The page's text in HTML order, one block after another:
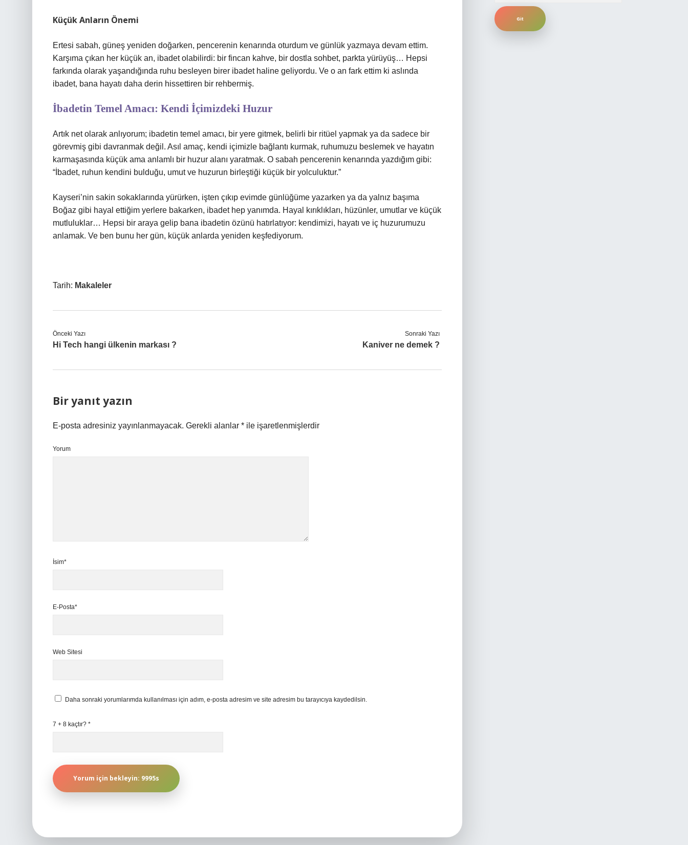
Küçük Anların Önemi
Ertesi sabah, güneş yeniden doğarken, pencerenin kenarında oturdum ve günlük yazmaya devam ettim.
Karşıma çıkan her küçük an, ibadet olabilirdi: bir fincan kahve, bir dostla sohbet, parkta yürüyüş… Hepsi
farkında olarak yaşandığında ruhu besleyen birer ibadet haline geliyordu. Ve o an fark ettim ki aslında
ibadet, bana hayatı daha derin hissettiren bir rehbermiş.
İbadetin Temel Amacı: Kendi İçimizdeki Huzur
Artık net olarak anlıyorum; ibadetin temel amacı, bir yere gitmek, belirli bir ritüel yapmak ya da sadece bir
görevmiş gibi davranmak değil. Asıl amaç, kendi içimizle bağlantı kurmak, ruhumuzu beslemek ve hayatın
karmaşasında küçük ama anlamlı bir huzur alanı yaratmak. O sabah pencerenin kenarında yazdığım gibi:
“İbadet, ruhun kendini bulduğu, umut ve huzurun birleştiği küçük bir yolculuktur.”
Kayseri’nin sakin sokaklarında yürürken, işten çıkıp evimde günlüğüme yazarken ya da yalnız başıma
Boğaz gibi hayal ettiğim yerlere bakarken, ibadet hep yanımda. Hayal kırıklıkları, hüzünler, umutlar ve küçük
mutluluklar… Hepsi bir araya gelip bana ibadetin özünü hatırlatıyor: kendimizi, hayatı ve iç huzurumuzu
anlamak. Ve ben bunu her gün, küçük anlarda yeniden keşfediyorum.
Tarih: Makaleler
Önceki Yazı
Hi Tech hangi ülkenin markası ?
Sonraki Yazı
Kaniver ne demek ?
Bir yanıt yazın
E-posta adresiniz yayınlanmayacak. Gerekli alanlar * ile işaretlenmişlerdir
Yorum
İsim*
E-Posta*
Web Sitesi
Daha sonraki yorumlarımda kullanılması için adım, e-posta adresim ve site adresim bu tarayıcıya kaydedilsin.
7 + 8 kaçtır? *